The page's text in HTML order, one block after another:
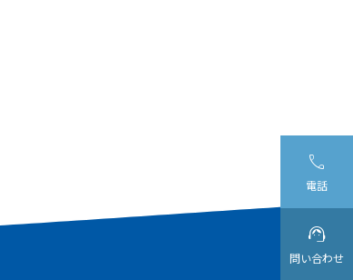

電話

問い合わせ